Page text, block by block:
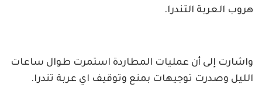
هروب العربة التندرا.
واشارت إلى أن عمليات المطاردة استمرت طوال ساعات
الليل وصدرت توجيهات بمنع وتوقيف اي عربة تندرا.